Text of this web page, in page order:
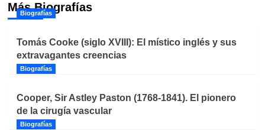
Más Biografías
Biografías
Tomás Cooke (siglo XVIII): El místico inglés y sus
extravagantes creencias
Biografías
Cooper, Sir Astley Paston (1768-1841). El pionero
de la cirugía vascular
Biografías